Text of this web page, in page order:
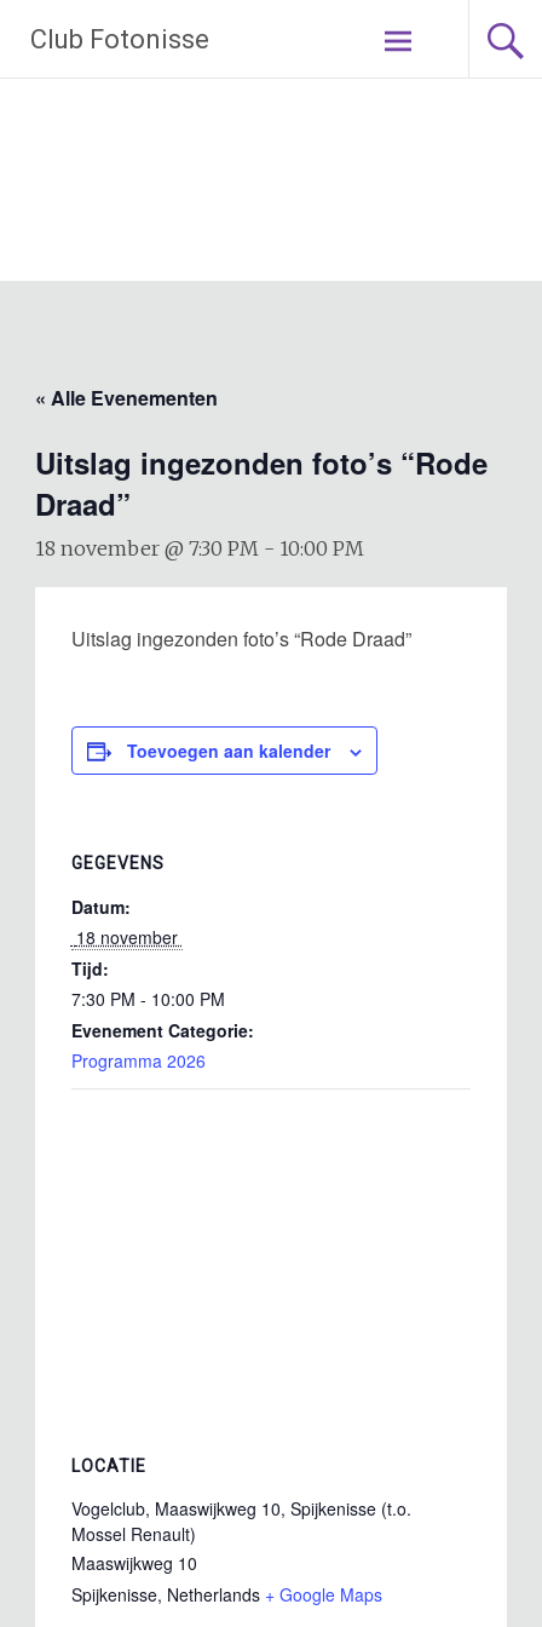
naar
de
Club Fotonisse
« Alle Evenementen
Uitslag ingezonden foto’s “Rode
Draad”
18 november @ 7:30 PM- 10:00 PM
Uitslag ingezonden foto’s “Rode Draad”
Toevoegen aan kalender
GEGEVENS
Datum:
18 november
Tijd:
7:30 PM - 10:00 PM
Evenement Categorie:
Programma 2026
LOCATIE
Vogelclub, Maaswijkweg 10, Spijkenisse (t.o.
Mossel Renault)
Maaswijkweg 10
Spijkenisse, Netherlands + Google Maps